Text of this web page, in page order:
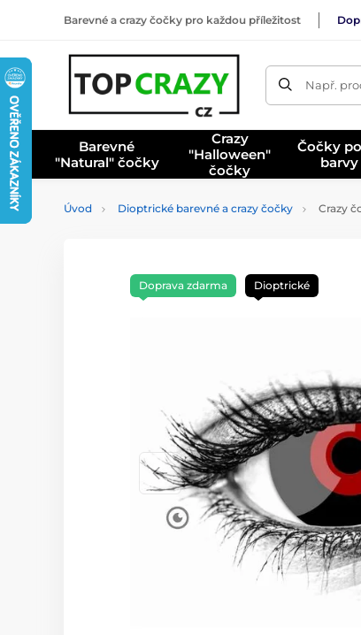
Barevné a crazy čočky pro každou příležitost
Např.
Barevné
"Natural" čočky
Crazy
"Halloween"
čočky
Čočky
barvy
Úvod Dioptrické barevné a crazy čočky Crazy
Doprava zdarma Dioptrické